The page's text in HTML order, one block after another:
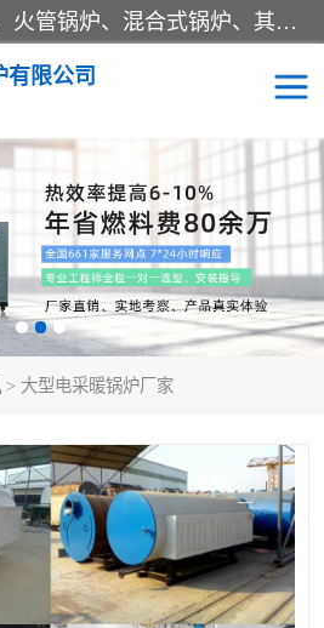
蒸汽锅炉：水管锅炉、火管锅炉、混合式锅炉、其他蒸汽锅炉； 热水锅炉：家用型集中供暖用热水锅炉、其他热水锅炉； 有机热载体锅炉； 船用蒸汽锅炉； （锅炉用辅助设备及装置）蒸汽冷凝器：表面冷凝器、混合式冷凝器、空冷式冷凝器、其他蒸汽冷凝器； 锅炉用辅助设备：节热器、蒸汽收集器、蓄能器、烟垢清除器、气体回收器、泥渣刮除器、空气预热器、其他锅炉用辅助设备；
有限公司
> 大型电采暖锅炉厂家